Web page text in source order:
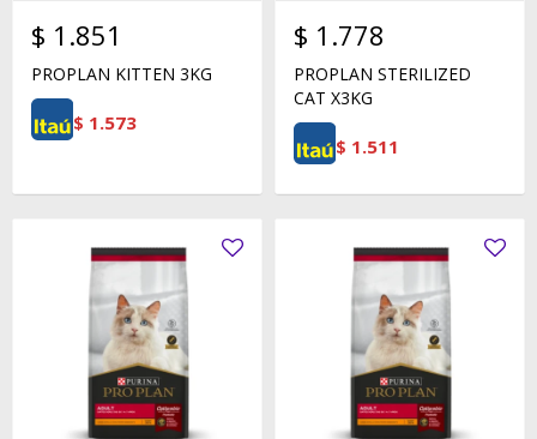
$ 1.851
PROPLAN KITTEN 3KG
$ 1.573
$ 1.778
PROPLAN STERILIZED
CAT X3KG
$ 1.511